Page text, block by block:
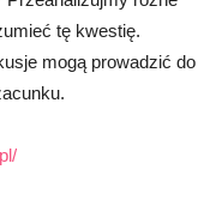
tę kwestię.
mogą prowadzić do